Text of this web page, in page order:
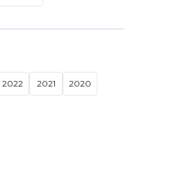
2022 2021 2020